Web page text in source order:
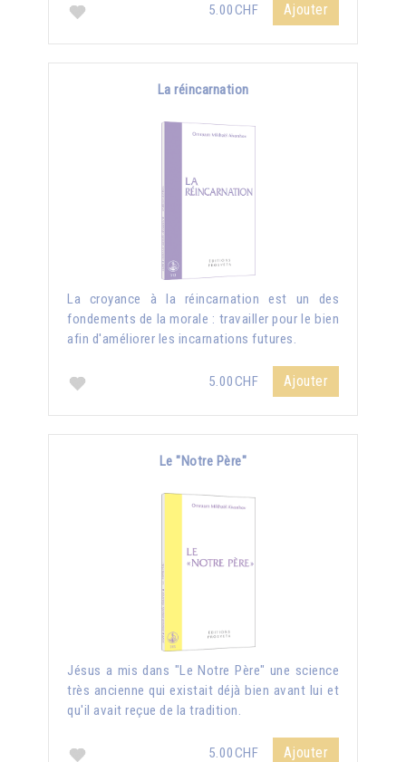
5.00CHF Ajouter
La réincarnation
La croyance à la réincarnation est un des
fondements de la morale : travailler pour le bien
afin d'améliorer les incarnations futures.
5.00CHF Ajouter
Le "Notre Père"
Jésus a mis dans "Le Notre Père" une science
très ancienne qui existait déjà bien avant lui et
qu'il avait reçue de la tradition.
5.00CHF Ajouter